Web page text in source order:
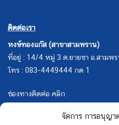
จัดการ การอนุญา
ติดต่อเรา
หงษ์ทองแก๊ส (สาขาสามพราน)
ที่อยู่ : 14/4 หมู่ 3 ต.ยายชา อ.สามพ
โทร : 083-4449444 กด 1
ช่องทางติดต่อ คลิก